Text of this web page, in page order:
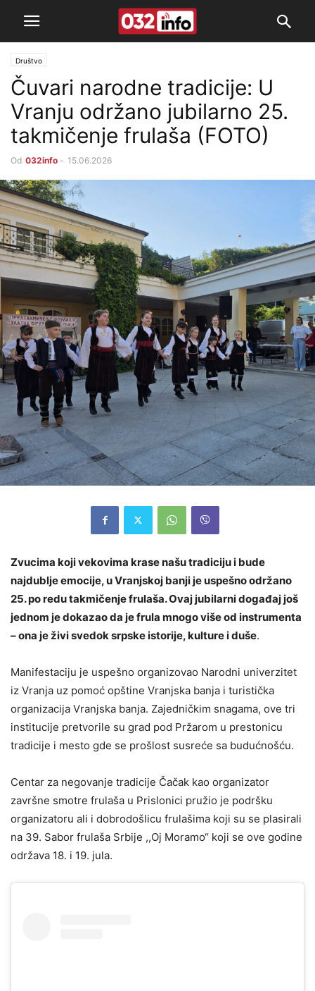
Društvo
Čuvari narodne tradicije: U
Vranju održano jubilarno 25.
takmičenje frulaša (FOTO)
Od 032info - 15.06.2026
Zvucima koji vekovima krase našu tradiciju i bude
najdublje emocije, u Vranjskoj banji je uspešno održano
25. po redu takmičenje frulaša. Ovaj jubilarni događaj još
jednom je dokazao da je frula mnogo više od instrumenta
– ona je živi svedok srpske istorije, kulture i duše.
​Manifestaciju je uspešno organizovao Narodni univerzitet
iz Vranja uz pomoć opštine Vranjska banja i turistička
organizacija Vranjska banja. Zajedničkim snagama, ove tri
institucije pretvorile su grad pod Pržarom u prestonicu
tradicije i mesto gde se prošlost susreće sa budućnošću.
Centar za negovanje tradicije Čačak kao organizator
završne smotre frulaša u Prislonici pružio je podršku
organizatoru ali i dobrodošlicu frulašima koji su se plasirali
na 39. Sabor frulaša Srbije ,,Oj Moramo“ koji se ove godine
održava 18. i 19. jula.